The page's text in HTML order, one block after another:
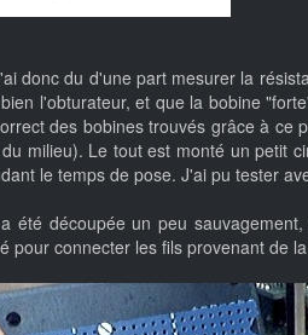
donc du d'une part mesurer la
l'obturateur, et que la bobine
des bobines trouvés grâce à ce
milieu). Le tout est monté un petit
le temps de pose. J'ai pu tester
été découpée un peu
pour connecter les fils provenant de